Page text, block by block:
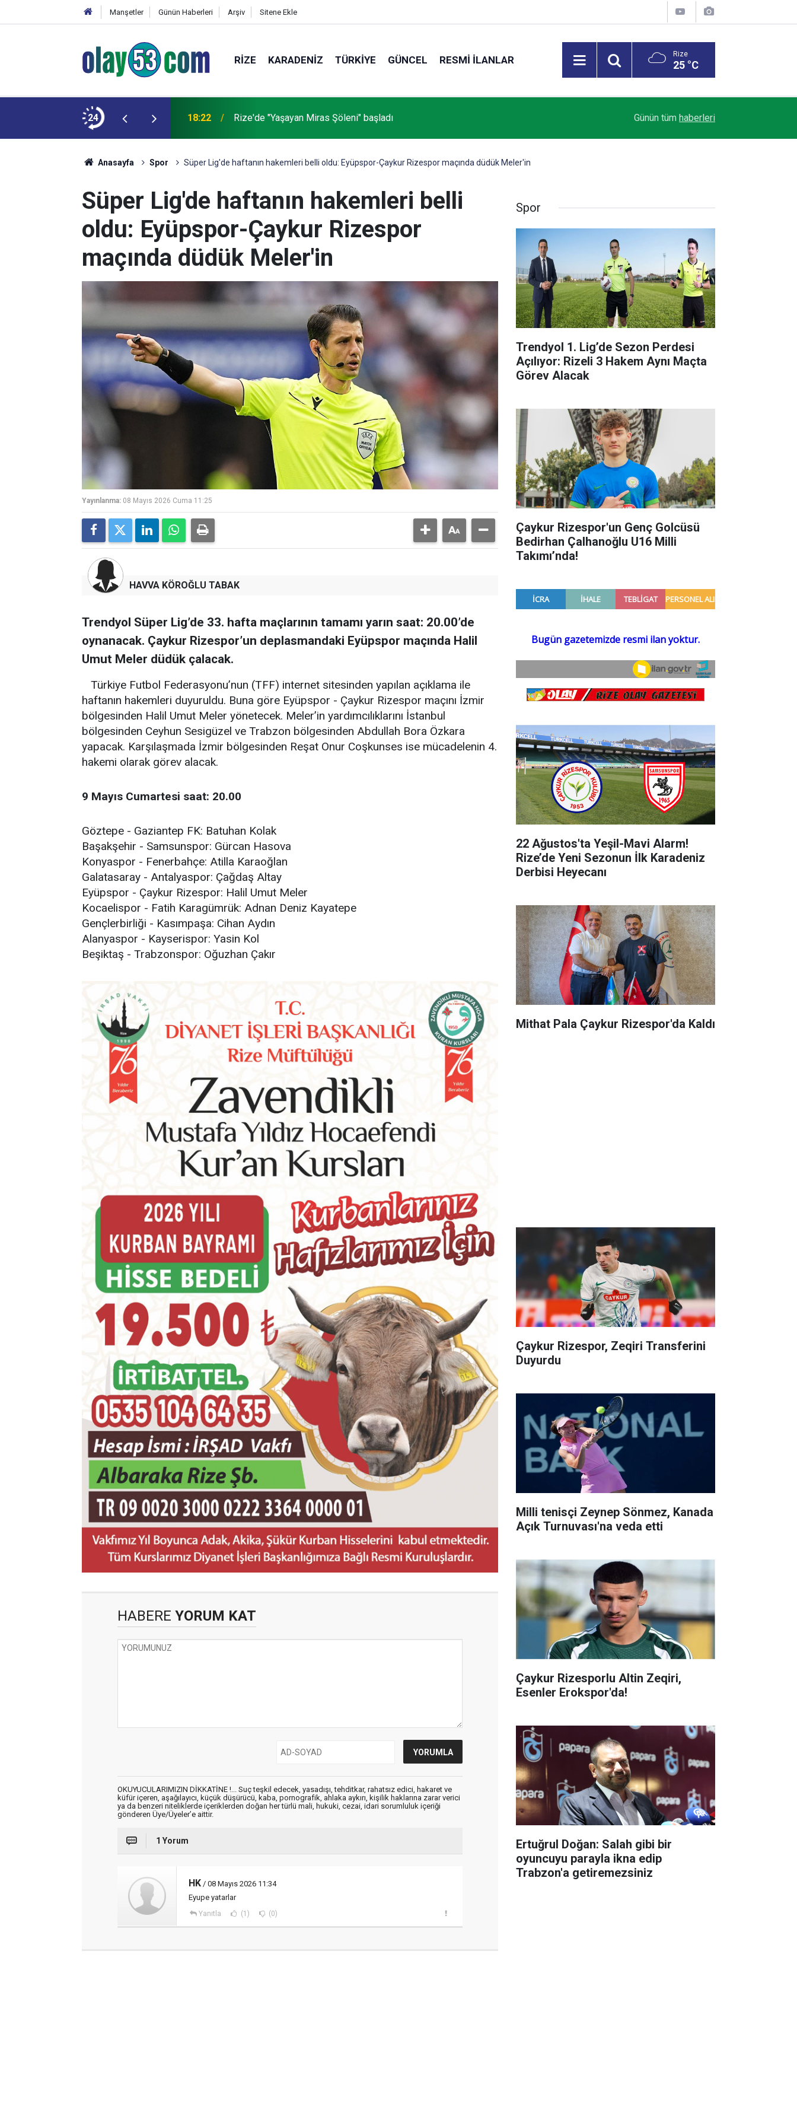
Manşetler Günün Haberleri Arşiv Sitene Ekle
RIZE KARADENIZ TÜRKIYE GÜNCEL RESMI İLANLAR Rize
25 °C
24
durumu ağır 18:22 Rize'de "Yaşayan Miras Şöleni" başladı Günün tüm haberleri
Anasayfa Spor Süper Lig'de haftanın hakemleri belli oldu: Eyüpspor-Çaykur Rizespor maçında düdük Meler'in
Süper Lig'de haftanın hakemleri belli
oldu: Eyüpspor-Çaykur Rizespor
maçında düdük Meler'in
Yayınlanma: 08 Mayıs 2026 Cuma 11:25
HAVVA KÖROĞLU TABAK
Trendyol Süper Lig’de 33. hafta maçlarının tamamı yarın saat: 20.00’de
oynanacak. Çaykur Rizespor’un deplasmandaki Eyüpspor maçında Halil
Umut Meler düdük çalacak.
Türkiye Futbol Federasyonu’nun (TFF) internet sitesinden yapılan açıklama ile
haftanın hakemleri duyuruldu. Buna göre Eyüpspor - Çaykur Rizespor maçını İzmir
bölgesinden Halil Umut Meler yönetecek. Meler’in yardımcılıklarını İstanbul
bölgesinden Ceyhun Sesigüzel ve Trabzon bölgesinden Abdullah Bora Özkara
yapacak. Karşılaşmada İzmir bölgesinden Reşat Onur Coşkunses ise mücadelenin 4.
hakemi olarak görev alacak.
9 Mayıs Cumartesi saat: 20.00
Göztepe - Gaziantep FK: Batuhan Kolak
Başakşehir - Samsunspor: Gürcan Hasova
Konyaspor - Fenerbahçe: Atilla Karaoğlan
Galatasaray - Antalyaspor: Çağdaş Altay
Eyüpspor - Çaykur Rizespor: Halil Umut Meler
Kocaelispor - Fatih Karagümrük: Adnan Deniz Kayatepe
Gençlerbirliği - Kasımpaşa: Cihan Aydın
Alanyaspor - Kayserispor: Yasin Kol
Beşiktaş - Trabzonspor: Oğuzhan Çakır
HABERE YORUM KAT
OKUYUCULARIMIZIN DİKKATİNE !... Suç teşkil edecek, yasadışı, tehditkar, rahatsız edici, hakaret ve
küfür içeren, aşağılayıcı, küçük düşürücü, kaba, pornografik, ahlaka aykırı, kişilik haklarına zarar verici
ya da benzeri niteliklerde içeriklerden doğan her türlü mali, hukuki, cezai, idari sorumluluk içeriği
gönderen Üye/Üyeler’e aittir.
1 Yorum
HK / 08 Mayıs 2026 11:34
Eyupe yatarlar
Yanıtla (1) (0)
Spor
Trendyol 1. Lig’de Sezon Perdesi
Açılıyor: Rizeli 3 Hakem Aynı Maçta
Görev Alacak
Çaykur Rizespor'un Genç Golcüsü
Bedirhan Çalhanoğlu U16 Milli
Takımı’nda!
22 Ağustos'ta Yeşil-Mavi Alarm!
Rize’de Yeni Sezonun İlk Karadeniz
Derbisi Heyecanı
Mithat Pala Çaykur Rizespor'da Kaldı
Çaykur Rizespor, Zeqiri Transferini
Duyurdu
Milli tenisçi Zeynep Sönmez, Kanada
Açık Turnuvası'na veda etti
Çaykur Rizesporlu Altin Zeqiri,
Esenler Erokspor'da!
Ertuğrul Doğan: Salah gibi bir
oyuncuyu parayla ikna edip
Trabzon'a getiremezsiniz